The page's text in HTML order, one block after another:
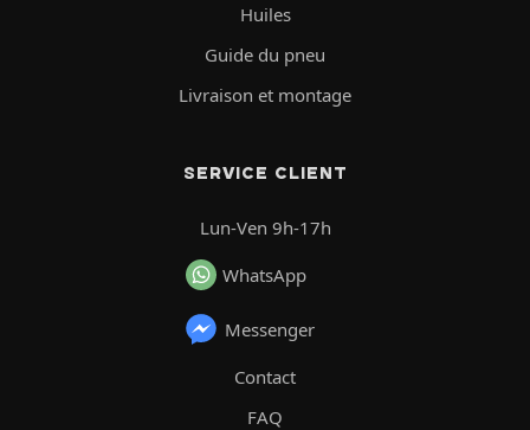
Huiles
Guide du pneu
Livraison et montage
SERVICE CLIENT
Lun-Ven 9h-17h
WhatsApp
Messenger
Contact
FAQ